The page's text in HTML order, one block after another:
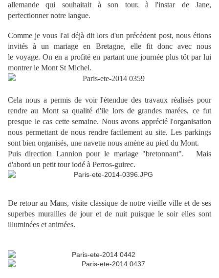
allemande qui souhaitait à son tour, à l'instar de Jane,
perfectionner notre langue.
Comme je vous l'ai déjà dit lors d'un précédent post, nous étions
invités à un mariage en Bretagne, elle fit donc avec nous
le voyage. On en a profité en partant une journée plus tôt par lui
montrer le Mont St Michel.
Cela nous a permis de voir l'étendue des travaux réalisés pour
rendre au Mont sa qualité d'ile lors de grandes marées, ce fut
presque le cas cette semaine. Nous avons apprécié l'organisation
nous permettant de nous rendre facilement au site. Les parkings
sont bien organisés, une navette nous amène au pied du Mont.
Puis direction Lannion pour le mariage "bretonnant". Mais
d'abord un petit tour iodé à Perros-guirec.
De retour au Mans, visite classique de notre vieille ville et de ses
superbes murailles de jour et de nuit puisque le soir elles sont
illuminées et animées.